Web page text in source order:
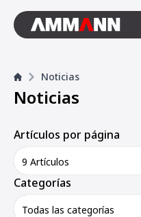
Noticias
Noticias
Artículos por página
9 Artículos
Categorías
Todas las categorías